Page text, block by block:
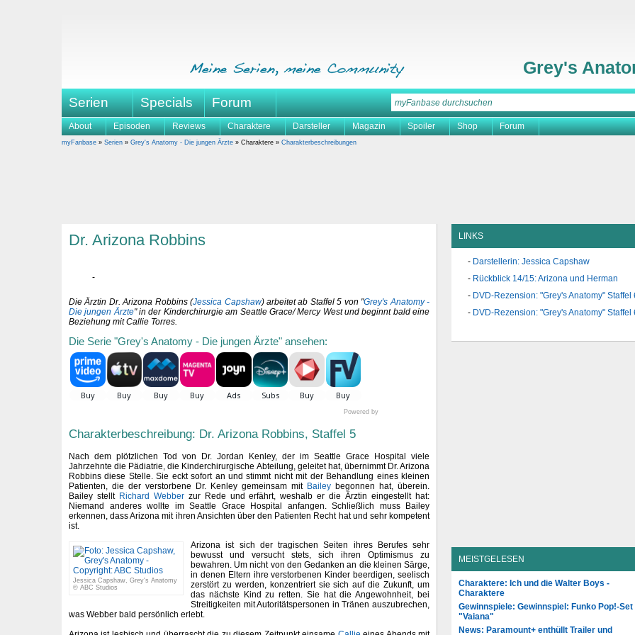
Grey's
Serien Specials Forum
About Episoden Reviews Charaktere Darsteller Magazin Spoiler Shop Forum
myFanbase » Serien » Grey's Anatomy - Die jungen Ärzte » Charaktere » Charakterbeschreibungen
Dr. Arizona Robbins
Die Ärztin Dr. Arizona Robbins (Jessica Capshaw) arbeitet ab Staffel 5 von "Grey's Anatomy -
Die jungen Ärzte" in der Kinderchirurgie am Seattle Grace/ Mercy West und beginnt bald eine
Beziehung mit Callie Torres.
Die Serie "Grey's Anatomy - Die jungen Ärzte" ansehen:
Powered by
Charakterbeschreibung: Dr. Arizona Robbins, Staffel 5
Nach dem plötzlichen Tod von Dr. Jordan Kenley, der im Seattle Grace Hospital viele
Jahrzehnte die Pädiatrie, die Kinderchirurgische Abteilung, geleitet hat, übernimmt Dr. Arizona
Robbins diese Stelle. Sie eckt sofort an und stimmt nicht mit der Behandlung eines kleinen
Patienten, die der verstorbene Dr. Kenley gemeinsam mit Bailey begonnen hat, überein.
Bailey stellt Richard Webberzur Rede und erfährt, weshalb er die Ärztin eingestellt hat:
Niemand anderes wollte im Seattle Grace Hospital anfangen. Schließlich muss Bailey
erkennen, dass Arizona mit ihren Ansichten über den Patienten Recht hat und sehr kompetent
ist.
Jessica Capshaw, Grey's Anatomy
© ABC Studios
Arizona ist sich der tragischen Seiten ihres Berufes sehr
bewusst und versucht stets, sich ihren Optimismus zu
bewahren. Um nicht von den Gedanken an die kleinen Särge,
in denen Eltern ihre verstorbenen Kinder beerdigen, seelisch
zerstört zu werden, konzentriert sie sich auf die Zukunft, um
das nächste Kind zu retten. Sie hat die Angewohnheit, bei
Streitigkeiten mit Autoritätspersonen in Tränen auszubrechen,
was Webber bald persönlich erlebt.
LINKS
Darstellerin: Jessica Capshaw
Rückblick 14/15: Arizona und Herman
DVD-Rezension: "Grey's Anatomy" Staffel
DVD-Rezension: "Grey's Anatomy" Staffel
MEISTGELESEN
Charaktere: Ich und die Walter Boys -
Charaktere
Gewinnspiele: Gewinnspiel: Funko Pop!-Set
"Vaiana"
News: Paramount+ enthüllt Trailer und